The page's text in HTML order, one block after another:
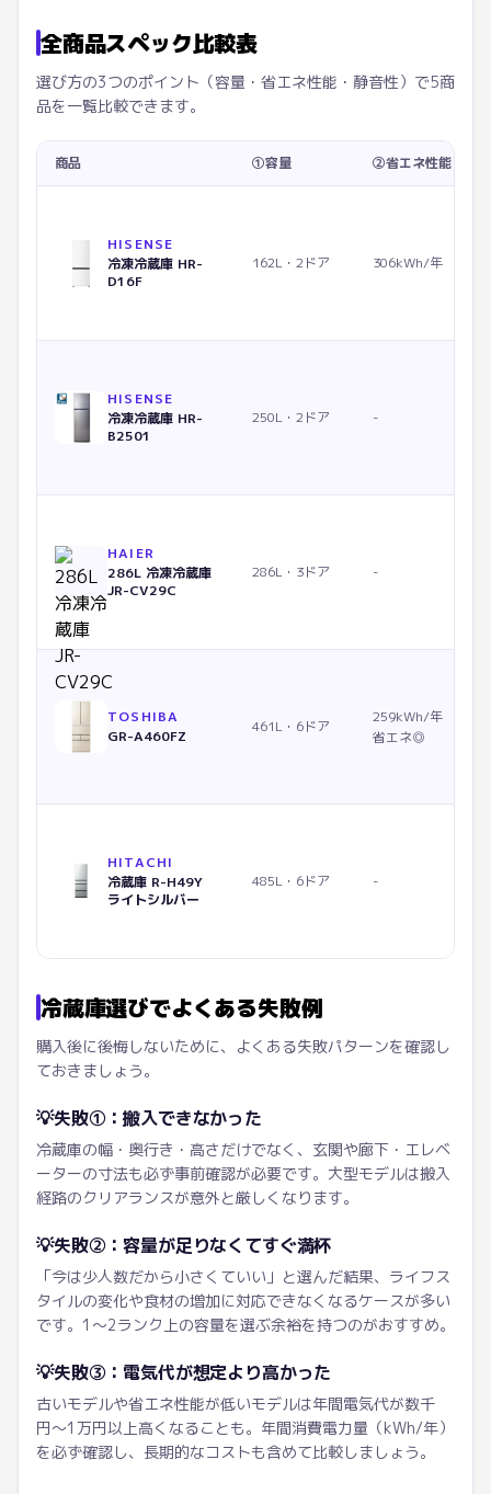
全商品スペック比較表
選び方の3つのポイント（容量・省エネ性能・静音性）で5商
品を一覧比較できます。
商品 ①容量 ②省エネ性能
HISENSE
冷凍冷蔵庫 HR-
D16F
162L・2ドア 306kWh/年
HISENSE
冷凍冷蔵庫 HR-
B2501
250L・2ドア -
HAIER
286L 冷凍冷蔵庫
JR-CV29C
286L・3ドア -
TOSHIBA
GR-A460FZ
461L・6ドア
259kWh/年
省エネ◎
HITACHI
冷蔵庫 R-H49Y
ライトシルバー
485L・6ドア -
冷蔵庫選びでよくある失敗例
購入後に後悔しないために、よくある失敗パターンを確認し
ておきましょう。
💡失敗①：搬入できなかった
冷蔵庫の幅・奥行き・高さだけでなく、玄関や廊下・エレベ
ーターの寸法も必ず事前確認が必要です。大型モデルは搬入
経路のクリアランスが意外と厳しくなります。
💡失敗②：容量が足りなくてすぐ満杯
「今は少人数だから小さくていい」と選んだ結果、ライフス
タイルの変化や食材の増加に対応できなくなるケースが多い
です。1〜2ランク上の容量を選ぶ余裕を持つのがおすすめ。
💡失敗③：電気代が想定より高かった
古いモデルや省エネ性能が低いモデルは年間電気代が数千
円〜1万円以上高くなることも。年間消費電力量（kWh/年）
を必ず確認し、長期的なコストも含めて比較しましょう。